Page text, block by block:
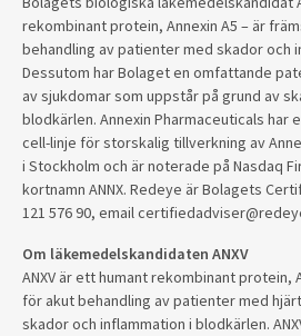
rekombinant protein, Annexin A5 – är
behandling av patienter med skador och
Dessutom har Bolaget en omfattande
av sjukdomar som uppstår på grund av
blodkärlen. Annexin Pharmaceuticals har
cell-linje för storskalig tillverkning av
i Stockholm och är noterade på Nasdaq
kortnamn ANNX. Redeye är Bolagets
121 576 90, email
Om läkemedelskandidaten ANXV
ANXV är ett humant rekombinant protein,
för akut behandling av patienter med
skador och inflammation i blodkärlen.